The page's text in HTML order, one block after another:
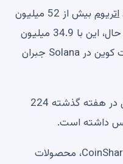
اتریوم
بیش از 52 میلیون
دلار خروج از کشور ثبت شد. با این حال، این با 34.9 میلیون
دلار ورودی و ورودی کوتاه مدت بیت کوین در Solana جبران
CoinShares: وجوه دارایی دیجیتال در هفته گذشته 224
داشته است.
بر اساس آخرین گزارش هفتگی CoinShares، محصولات